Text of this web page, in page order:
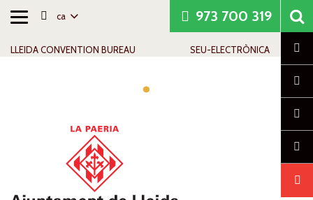
Alternar
ca
LLEIDA CONVENTION BUREAU SEU-ELECTRÒNICA
973 700 319